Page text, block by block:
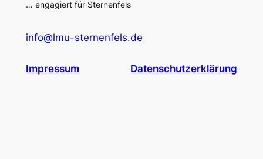
… engagiert für Sternenfels
info@lmu-sternenfels.de
Impressum Datenschutzerklärung